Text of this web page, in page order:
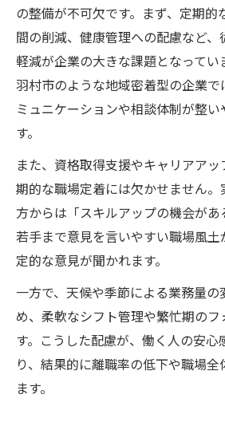
の整備が不可欠です。まず、定期的
間の削減、健康管理への配慮など
軽減が企業の大きな課題となってい
羽村市のような地域密着型の企業
ミュニケーションや相談体制が整
す。
また、資格取得支援やキャリアア
期的な職場定着には欠かせません。
方からは「スキルアップの機会が
若手まで意見を言いやすい職場風
定的な意見が聞かれます。
一方で、天候や季節による業務量の
め、柔軟なシフト管理や繁忙期の
す。こうした配慮が、働く人の安心
り、結果的に離職率の低下や職場
ます。